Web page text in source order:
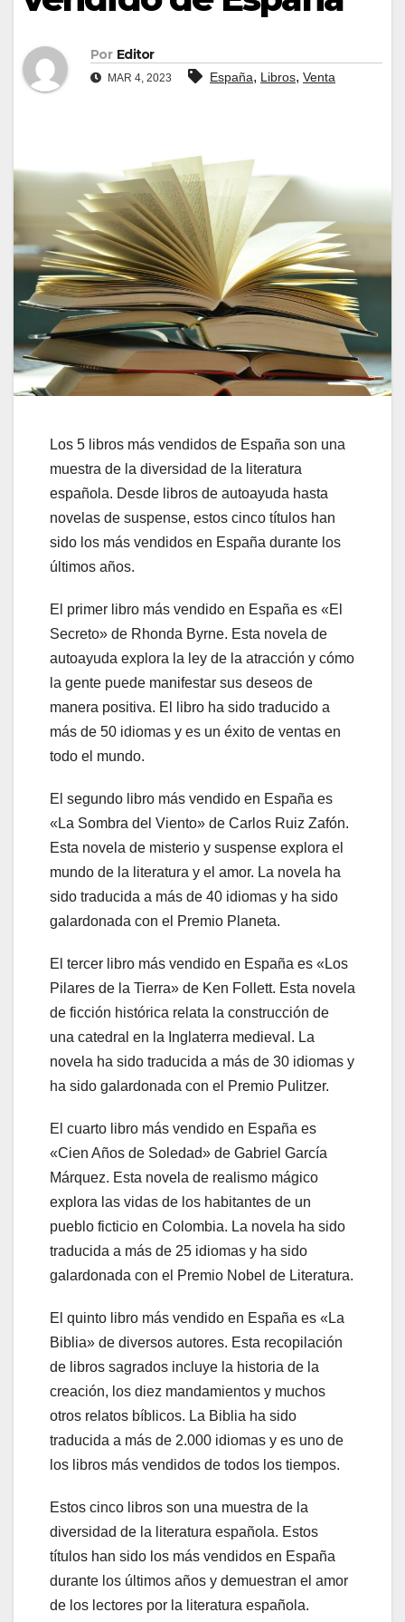
Por Editor
MAR 4, 2023 España, Libros, Venta
Los 5 libros más vendidos de España son una
muestra de la diversidad de la literatura
española. Desde libros de autoayuda hasta
novelas de suspense, estos cinco títulos han
sido los más vendidos en España durante los
últimos años.
El primer libro más vendido en España es «El
Secreto» de Rhonda Byrne. Esta novela de
autoayuda explora la ley de la atracción y cómo
la gente puede manifestar sus deseos de
manera positiva. El libro ha sido traducido a
más de 50 idiomas y es un éxito de ventas en
todo el mundo.
El segundo libro más vendido en España es
«La Sombra del Viento» de Carlos Ruiz Zafón.
Esta novela de misterio y suspense explora el
mundo de la literatura y el amor. La novela ha
sido traducida a más de 40 idiomas y ha sido
galardonada con el Premio Planeta.
El tercer libro más vendido en España es «Los
Pilares de la Tierra» de Ken Follett. Esta novela
de ficción histórica relata la construcción de
una catedral en la Inglaterra medieval. La
novela ha sido traducida a más de 30 idiomas y
ha sido galardonada con el Premio Pulitzer.
El cuarto libro más vendido en España es
«Cien Años de Soledad» de Gabriel García
Márquez. Esta novela de realismo mágico
explora las vidas de los habitantes de un
pueblo ficticio en Colombia. La novela ha sido
traducida a más de 25 idiomas y ha sido
galardonada con el Premio Nobel de Literatura.
El quinto libro más vendido en España es «La
Biblia» de diversos autores. Esta recopilación
de libros sagrados incluye la historia de la
creación, los diez mandamientos y muchos
otros relatos bíblicos. La Biblia ha sido
traducida a más de 2.000 idiomas y es uno de
los libros más vendidos de todos los tiempos.
Estos cinco libros son una muestra de la
diversidad de la literatura española. Estos
títulos han sido los más vendidos en España
durante los últimos años y demuestran el amor
de los lectores por la literatura española.